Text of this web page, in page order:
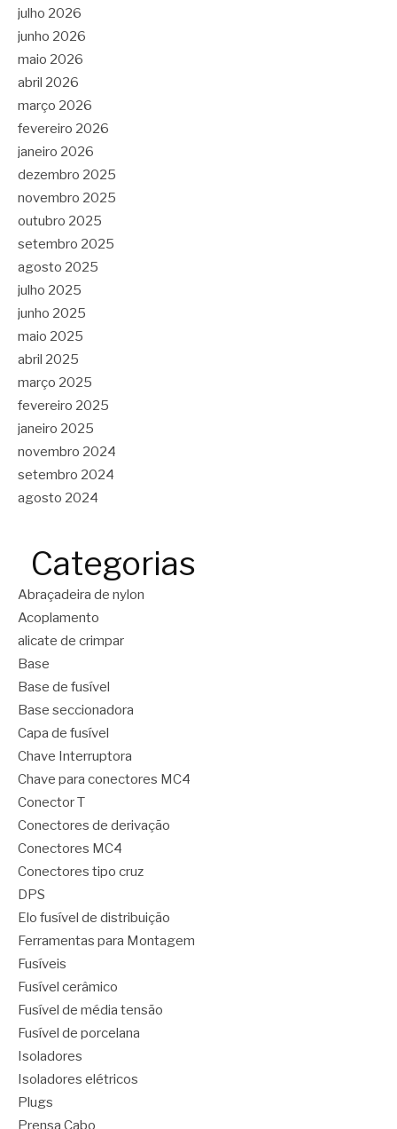
julho 2026
junho 2026
maio 2026
abril 2026
março 2026
fevereiro 2026
janeiro 2026
dezembro 2025
novembro 2025
outubro 2025
setembro 2025
agosto 2025
julho 2025
junho 2025
maio 2025
abril 2025
março 2025
fevereiro 2025
janeiro 2025
novembro 2024
setembro 2024
agosto 2024
Categorias
Abraçadeira de nylon
Acoplamento
alicate de crimpar
Base
Base de fusível
Base seccionadora
Capa de fusível
Chave Interruptora
Chave para conectores MC4
Conector T
Conectores de derivação
Conectores MC4
Conectores tipo cruz
DPS
Elo fusível de distribuição
Ferramentas para Montagem
Fusíveis
Fusível cerâmico
Fusível de média tensão
Fusível de porcelana
Isoladores
Isoladores elétricos
Plugs
Prensa Cabo